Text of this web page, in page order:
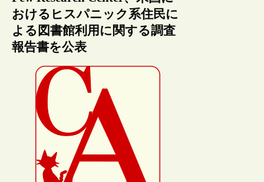
おけるヒスパニック系住民に
よる図書館利用に関する調査
報告書を公表